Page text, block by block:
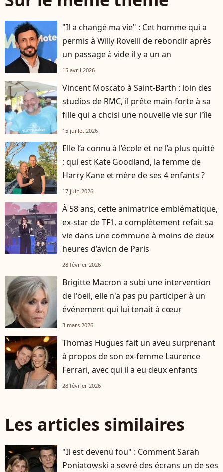
"Il a changé ma vie" : Cet homme qui a
permis à Willy Rovelli de rebondir après
un passage à vide il y a un an
15 avril 2026
Vincent Moscato à Saint-Barth : loin des
studios de RMC, il prête main-forte à sa
fille qui a choisi une nouvelle vie sur l'île
15 juillet 2026
Elle l’a connu à l’école et ne l’a plus quitté
: qui est Kate Goodland, la femme de
Harry Kane et mère de ses 4 enfants ?
17 juin 2026
À 58 ans, cette animatrice emblématique,
ex-star de TF1, a complètement refait sa
vie dans une commune à moins de deux
heures d’avion de Paris
28 février 2026
Brigitte Macron a subi une intervention
de l'oeil, elle n'a pas pu participer à un
événement qui lui tenait à cœur
3 mars 2026
Thomas Hugues fait un aveu surprenant
à propos de son ex-femme Laurence
Ferrari, avec qui il a eu deux enfants
28 février 2026
Les articles similaires
"Il est devenu fou" : Comment Sarah
Poniatowski a sevré des écrans un de ses